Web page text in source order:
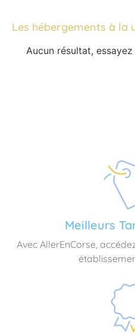
Les hébergements à la
Aucun résultat,
Meilleurs
Avec AllerEnCorse,